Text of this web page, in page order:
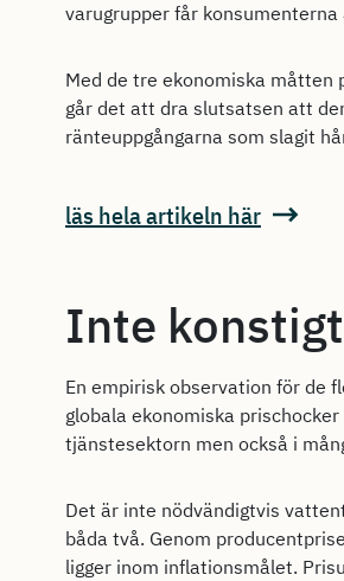
varugrupper får
Med de tre ekonomiska måtten
går det att dra slutsatsen att
ränteuppgångarna som slagit
läs hela artikeln här
Inte
En empirisk observation för de
globala ekonomiska
tjänstesektorn men också i
Det är inte nödvändigtvis
båda två. Genom
ligger inom inflationsmålet.